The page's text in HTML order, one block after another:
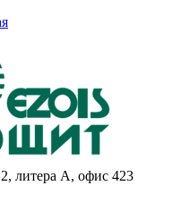
литера А, офис 423